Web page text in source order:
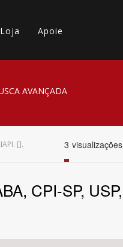
Loja Apoie
AVANÇADA
[]. 3 visualizações
CPI-SP, USP,